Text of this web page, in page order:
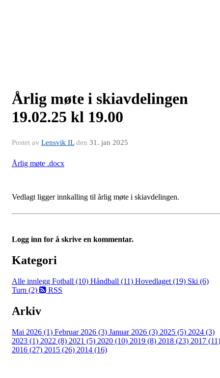
Årlig møte i skiavdelingen
19.02.25 kl 19.00
Postet av Lensvik ILden 31. jan 2025
Årlig møte .docx
Vedlagt ligger innkalling til årlig møte i skiavdelingen.
Logg inn for å skrive en kommentar.
Kategori
Alle innlegg Fotball (10) Håndball (11) Hovedlaget (19) Ski (6)
Turn (2)
RSS
Arkiv
Mai 2026 (1) Februar 2026 (3) Januar 2026 (3) 2025 (5) 2024 (3)
2023 (1) 2022 (8) 2021 (5) 2020 (10) 2019 (8) 2018 (23) 2017 (11)
2016 (27) 2015 (26) 2014 (16)